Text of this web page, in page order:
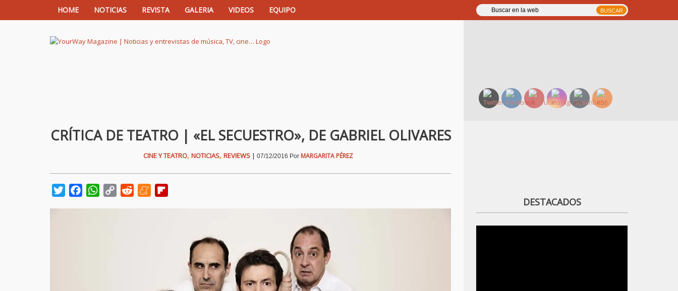
HOME NOTICIAS REVISTA GALERIA VIDEOS EQUIPO
CRÍTICA DE TEATRO | «EL SECUESTRO», DE GABRIEL OLIVARES
CINE Y TEATRO, NOTICIAS, REVIEWS| 07/12/2016 Por MARGARITA PÉREZ
TwitterFacebookWhatsApp
Copy
Reddit Meneame
DESTACADOS